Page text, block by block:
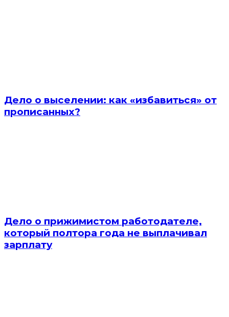
Дело о выселении: как «избавиться» от
прописанных?
Дело о прижимистом работодателе,
который полтора года не выплачивал
зарплату